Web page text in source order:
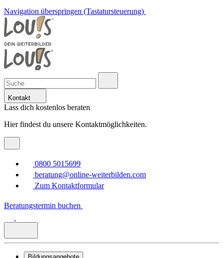
Navigation überspringen (Tastatursteuerung)
Kontakt
Lass dich kostenlos beraten
Hier findest du unsere Kontaktmöglichkeiten.
0800 5015699
beratung@online-weiterbilden.com
Zum Kontaktformular
Beratungstermin buchen